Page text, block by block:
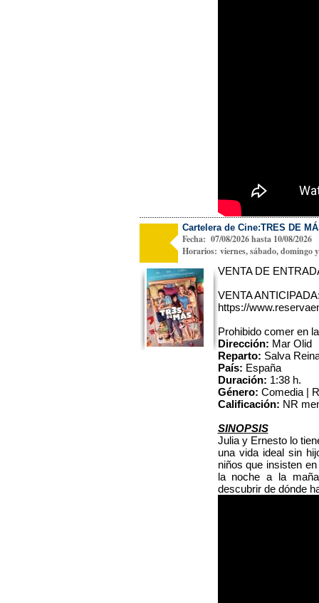
Cartelera de Cine:TRES DE
Fecha: 07/08/2026 hasta 10/08/2026
Horarios: viernes, sábado, domingo
VENTA DE
VENTA
https://
Prohibido comer en
Dirección: Mar Olid
Reparto: Salva
País: España
Duración: 1:38 h.
Género: Comedia |
Calificación: NR
SINOPSIS
Julia y Ernesto lo
una vida ideal sin
niños que insisten
la noche a la
descubrir de dónde